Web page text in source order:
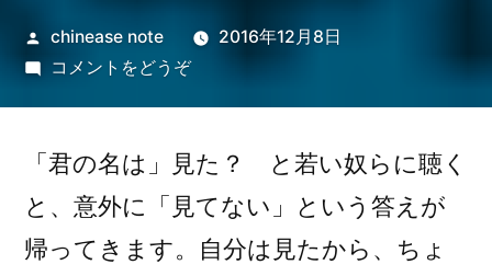
投
稿
chinease note
2016年12月8日
コメントをどうぞ(映
の
は」
～
「君の名は」見た？ と若い奴らに聴く
と、意外に「見てない」という答えが
帰ってきます。自分は見たから、ちょ